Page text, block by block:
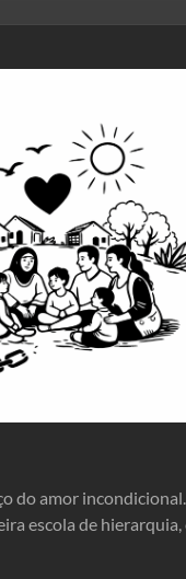
do amor
escola de hierarquia,